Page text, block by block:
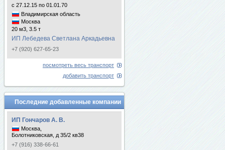
с 27.12.15 по 01.01.70
Владимирская область
Москва
20 м3, 3.5 т
ИП Лебедева Светлана Аркадьевна
+7 (920) 627-65-23
посмотреть весь транспорт
добавить транспорт
Последние добавленные компании
ИП Гончаров А. В.
Москва,
Болотниковская, д 35/2 кв38
+7 (916) 338-66-61